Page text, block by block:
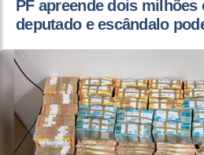
PF apreende dois milhões
deputado e escândalo